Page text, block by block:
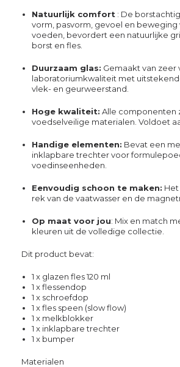
Natuurlijk comfort : De
vorm, pasvorm, gevoel en
voeden, bevordert een natuurlijke
borst en fles.
Duurzaam glas: Gemaakt van zeer
laboratoriumkwaliteit met
vlek- en geurweerstand.
Hoge kwaliteit: Alle componenten
voedselveilige materialen. Voldoet
Handige elementen: Bevat een
inklapbare trechter voor
voedinseenheden.
Eenvoudig schoon te maken:
rek van de vaatwasser en de
Op maat voor jou: Mix en match
kleuren uit de volledige collectie.
Dit product bevat:
1 x glazen fles 120 ml
1 x flessendop
1 x schroefdop
1 x fles speen (slow flow)
1 x melkblokker
1 x inklapbare trechter
1 x bumper
Materialen